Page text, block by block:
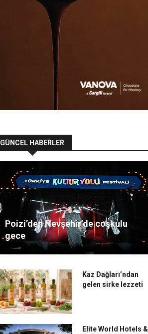
GÜNCEL HABERLER
Poizi’den Nevşehir’de coşkulu
gece
Kaz Dağları’ndan
gelen sirke lezzeti
Elite World Hotels &